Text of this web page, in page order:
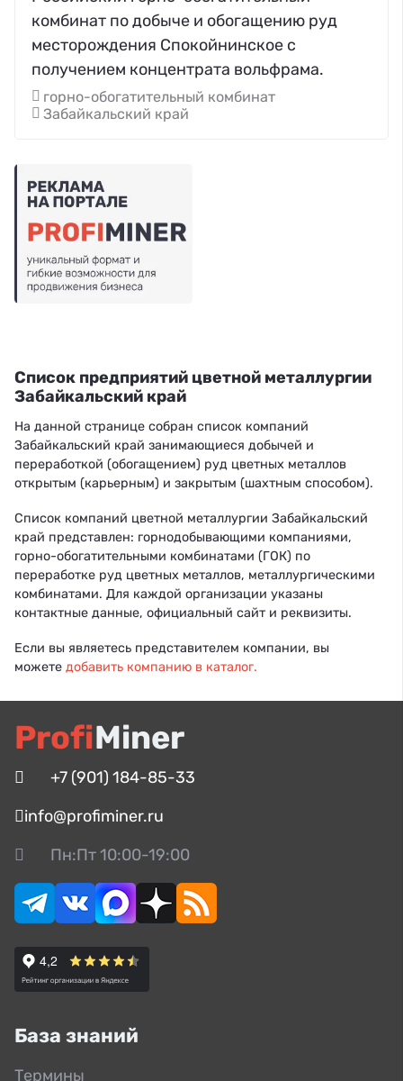
комбинат по добыче и обогащению руд
месторождения Спокойнинское с
получением концентрата вольфрама.
горно-обогатительный комбинат
Забайкальский край
Список предприятий цветной металлургии
Забайкальский край
На данной странице собран список компаний
Забайкальский край занимающиеся добычей и
переработкой (обогащением) руд цветных металлов
открытым (карьерным) и закрытым (шахтным способом).
Список компаний цветной металлургии Забайкальский
край представлен: горнодобывающими компаниями,
горно-обогатительными комбинатами (ГОК) по
переработке руд цветных металлов, металлургическими
комбинатами. Для каждой организации указаны
контактные данные, официальный сайт и реквизиты.
Если вы являетесь представителем компании, вы
можете добавить компанию в каталог.
ProfiMiner
+7 (901) 184-85-33
info@profiminer.ru
Пн:Пт 10:00-19:00
База знаний
Термины